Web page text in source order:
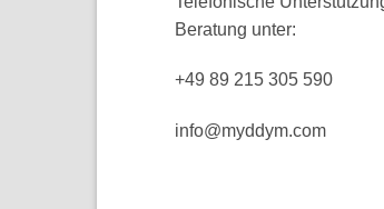
Beratung unter:
+49 89 215 305 590
info@myddym.com